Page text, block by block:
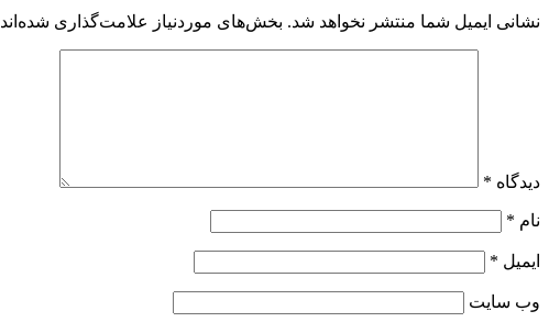
نشانی ایمیل شما منتشر نخواهد شد. بخش‌های موردنیاز علامت‌گذاری شده‌اند
دیدگاه *
نام *
ایمیل *
وب‌ سایت